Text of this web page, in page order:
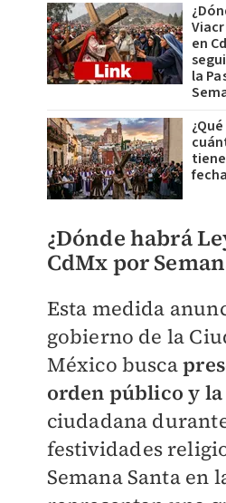
en
la
¿Dónde habrá
CdMx por
Esta medida
gobierno de la
México busca
orden público y
ciudadana
festividades
Semana Santa en